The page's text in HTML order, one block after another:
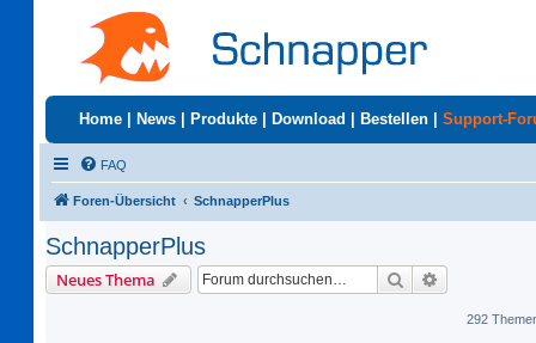
Home News Produkte Download Bestellen Support-
FAQ
Foren-Übersicht SchnapperPlus
SchnapperPlus
Neues Thema Suche
292